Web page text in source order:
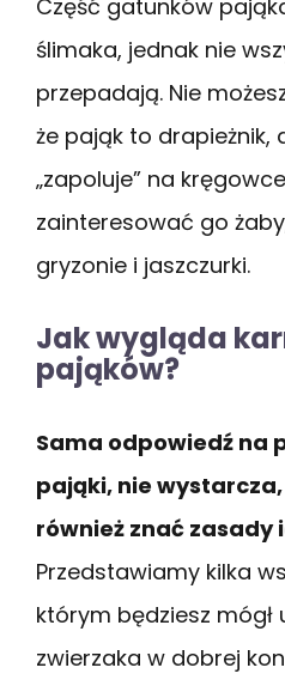
Część gatunków
ślimaka, jednak nie
przepadają. Nie
że pająk to drapieżnik,
„zapoluje” na
zainteresować go
gryzonie i jaszczurki.
Jak wygląda
pająków?
Sama odpowiedź na
pająki, nie
również znać zasady
Przedstawiamy kilka
którym będziesz mógł
zwierzaka w dobrej